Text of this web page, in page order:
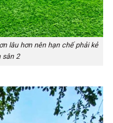
lâu hơn nên hạn chế phải kẻ
sân 2